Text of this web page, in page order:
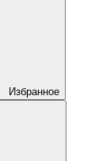
Избранное